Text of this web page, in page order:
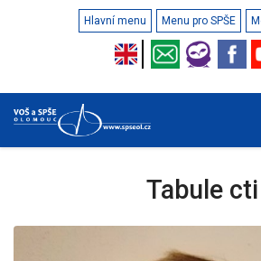
Hlavní menu Menu pro SPŠE
Tabule cti